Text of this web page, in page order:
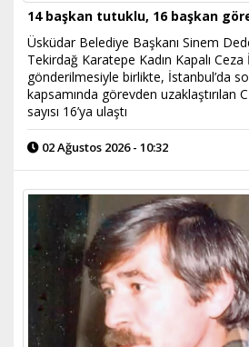
14 başkan tutuklu, 16 başkan
Üsküdar Belediye Başkanı Sinem
Tekirdağ Karatepe Kadın Kapalı Ceza
gönderilmesiyle birlikte, İstanbul’da
kapsamında görevden uzaklaştırılan
sayısı 16’ya ulaştı
02 Ağustos 2026 - 10:32